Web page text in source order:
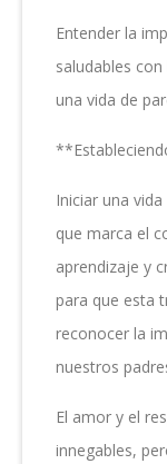
Entender la
saludables
una vida de
Iniciar una
que marca el
aprendizaje y
para que esta
reconocer la
nuestros
El amor y el
innegables,